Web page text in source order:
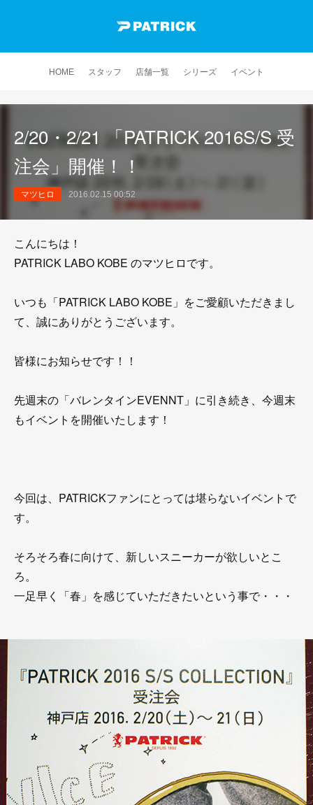
HOME スタッフ 店舗一覧 シリーズ イベント
2/20・2/21 「PATRICK 2016S/S 受
注会」開催！！
マツヒロ 2016.02.15 00:52
こんにちは！
PATRICK LABO KOBE のマツヒロです。
いつも「PATRICK LABO KOBE」をご愛顧いただきまし
て、誠にありがとうございます。
皆様にお知らせです！！
先週末の「バレンタインEVENNT」に引き続き、今週末
もイベントを開催いたします！
今回は、PATRICKファンにとっては堪らないイベントで
す。
そろそろ春に向けて、新しいスニーカーが欲しいとこ
ろ。
一足早く「春」を感じていただきたいという事で・・・